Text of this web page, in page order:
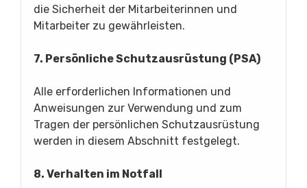
die Sicherheit der Mitarbeiterinnen und
Mitarbeiter zu gewährleisten.
7. Persönliche Schutzausrüstung (PSA)
Alle erforderlichen Informationen und
Anweisungen zur Verwendung und zum
Tragen der persönlichen Schutzausrüstung
werden in diesem Abschnitt festgelegt.
8. Verhalten im Notfall